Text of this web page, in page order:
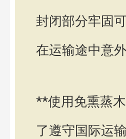
封闭部分牢固
在运输途中意外
**使用免熏蒸
了遵守国际运